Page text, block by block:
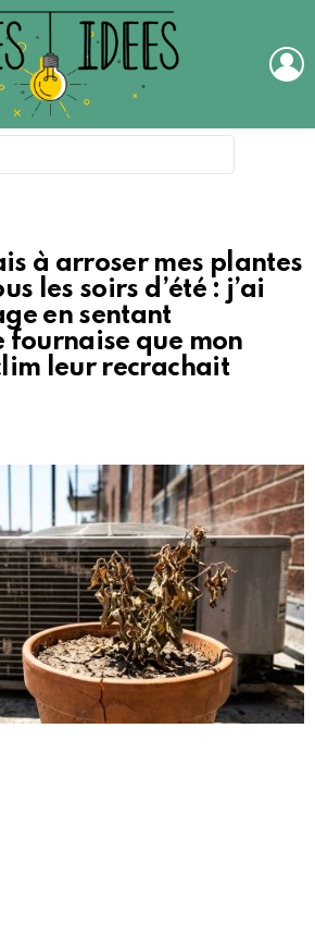
à arroser mes plantes
les soirs d’été : j’ai
en sentant
fournaise que mon
leur recrachait